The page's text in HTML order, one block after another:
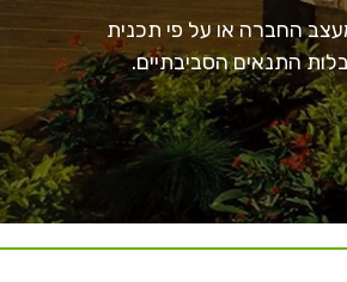
החברה או על פי תכנית
התנאים הסביבתיים.